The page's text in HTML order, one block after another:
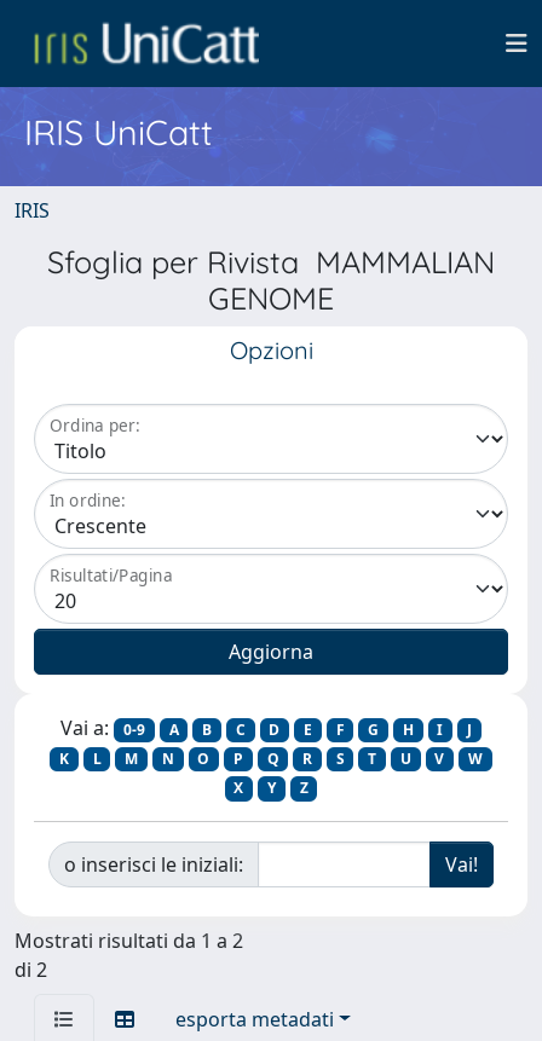
IRIS UniCatt
IRIS
Sfoglia per Rivista MAMMALIAN
GENOME
Opzioni
Ordina per:
In ordine:
Risultati/Pagina
Vai a: 0-9 A B C D E F G H I
J
K
L M N O P Q R S T U V
W
X
Y Z
o inserisci le iniziali:
Mostrati risultati da 1 a 2
di 2
esporta metadati